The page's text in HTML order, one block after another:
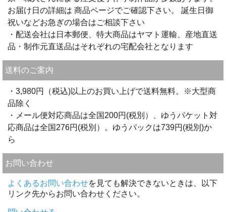
お届け日の詳細は 商品ページでご確認下さい。 誕生日御
祝いなどお急ぎの場合はご相談下さい
・配送会社は日本郵便、特大商品はヤマト運輸、産地直送
品・制作元直送品はそれぞれの宅配会社となります
送料のご案内
・3,980円（税込)以上のお買い上げで送料無料。※大型商
品除く
・メール便対応商品は全国200円(税別）、ゆうパケット対
応商品は全国276円(税別）。ゆうパックは739円(税別)か
ら
お問い合わせ
よくあるお問い合わせを見ても解決できないときは、以下
リンク先からお問い合わせください。